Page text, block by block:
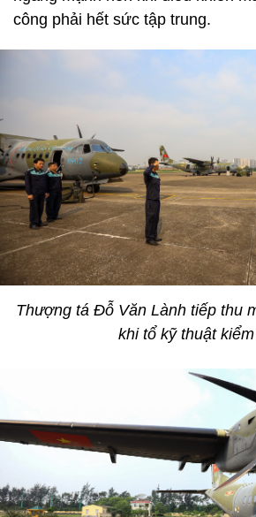
công phải hết sức tập trung.
Thượng tá Đỗ Văn Lành tiếp thu
khi tổ kỹ thuật